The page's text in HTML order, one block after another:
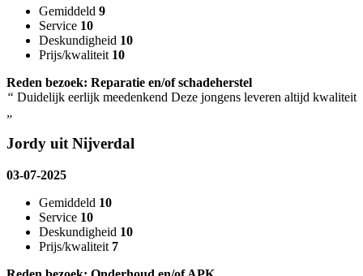
Gemiddeld 9
Service 10
Deskundigheid 10
Prijs/kwaliteit 10
Reden bezoek: Reparatie en/of schadeherstel
“ Duidelijk eerlijk meedenkend Deze jongens leveren altijd kwaliteit
Jordy uit Nijverdal
03-07-2025
Gemiddeld 10
Service 10
Deskundigheid 10
Prijs/kwaliteit 7